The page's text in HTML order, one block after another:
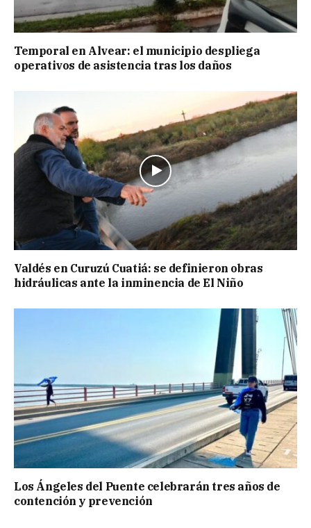
Temporal en Alvear: el municipio despliega
operativos de asistencia tras los daños
Valdés en Curuzú Cuatiá: se definieron obras
hidráulicas ante la inminencia de El Niño
Los Ángeles del Puente celebrarán tres años de
contención y prevención